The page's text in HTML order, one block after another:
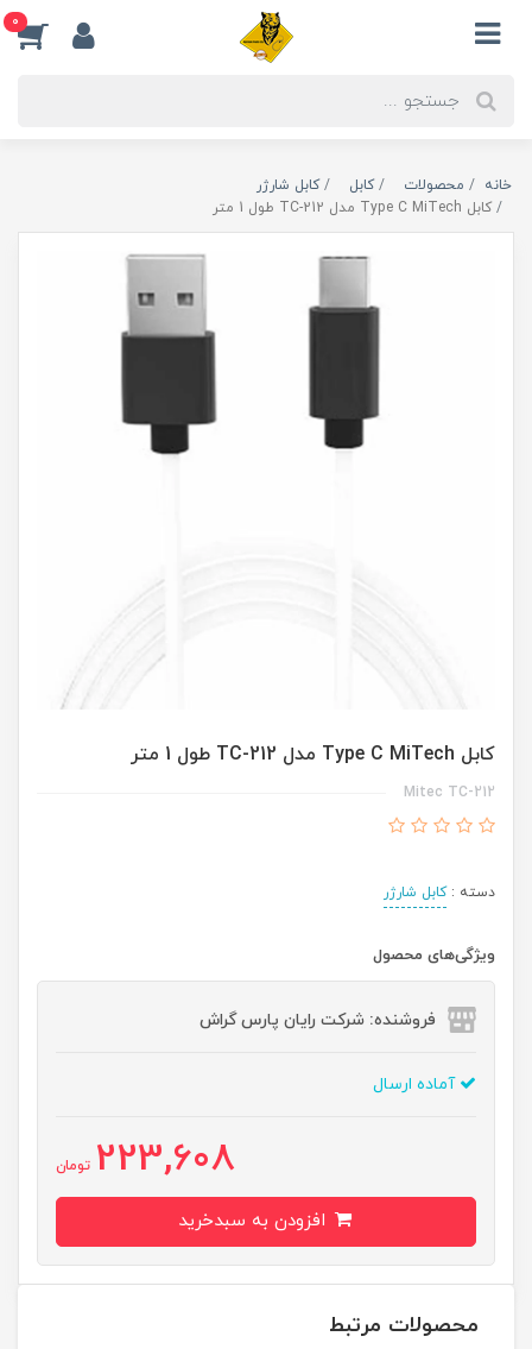
0
خانه محصولات کابل
کابل شارژر
کابل Type C MiTech مدل TC-212 طول 1 متر
کابل Type C MiTech مدل TC-212 طول 1 متر
Mitec TC-212
دسته :کابل شارژر
ویژگی‌های محصول
فروشنده: شرکت رایان پارس گراش
آماده ارسال
223,608 تومان
محصولات مرتبط